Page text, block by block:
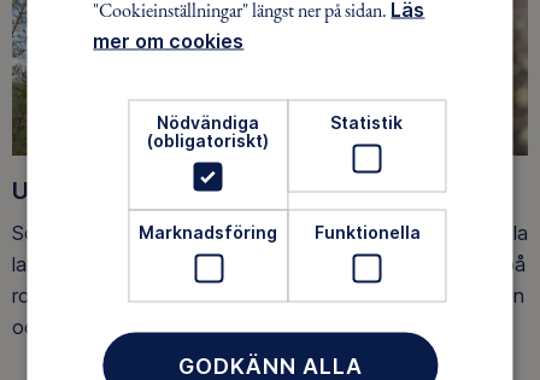
Upptäck nya äventyr
Som medlem har du tillgång till alla våra äventyr, över hela
landet. Våra ideella ledare guidar barn, unga och vuxna på
roliga och trygga äventyr i skogen, på vattnet, snön, isen
och på fjället.
"Cookieinställningar" längst ner på sidan. Läs
mer om cookies
Nödvändiga
(obligatoriskt)
Statistik
Marknadsföring Funktionella
GODKÄNN ALLA